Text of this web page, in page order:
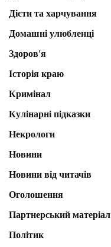
Дієти та харчування
Домашні улюбленці
Здоров'я
Історія краю
Кримінал
Кулінарні підказки
Некрологи
Новини
Новини від читачів
Оголошення
Партнерський матеріал
Політик